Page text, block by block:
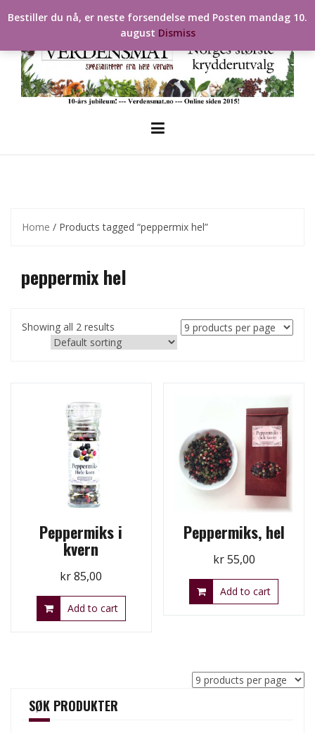
to
Home / Products tagged “peppermix hel”
peppermix hel
Showing all 2 results
Peppermiks i
kvern
kr85,00
Add to cart
Peppermiks, hel
kr55,00
Add to cart
SØK PRODUKTER
Bestiller du nå, er neste forsendelse med Posten mandag 10.
august Dismiss